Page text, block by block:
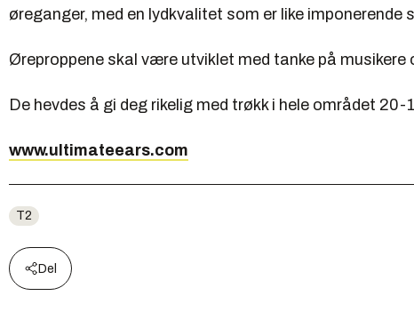
øreganger, med en lydkvalitet som er like imponerende
Øreproppene skal være utviklet med tanke på musikere
De hevdes å gi deg rikelig med trøkk i hele området 20-
www.ultimateears.com
T2
Del